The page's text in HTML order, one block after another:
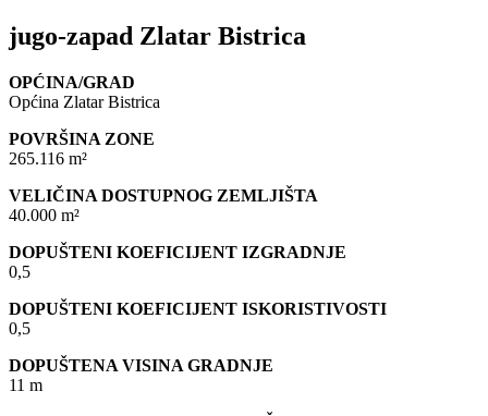
jugo-zapad Zlatar Bistrica
OPĆINA/GRAD
Općina Zlatar Bistrica
POVRŠINA ZONE
265.116 m²
VELIČINA DOSTUPNOG ZEMLJIŠTA
40.000 m²
DOPUŠTENI KOEFICIJENT IZGRADNJE
0,5
DOPUŠTENI KOEFICIJENT ISKORISTIVOSTI
0,5
DOPUŠTENA VISINA GRADNJE
11 m